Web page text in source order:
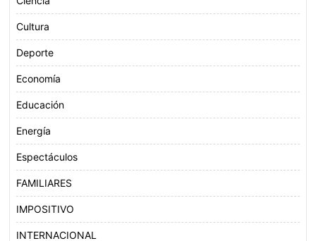
Cultura
Deporte
Economía
Educación
Energía
Espectáculos
FAMILIARES
IMPOSITIVO
INTERNACIONAL